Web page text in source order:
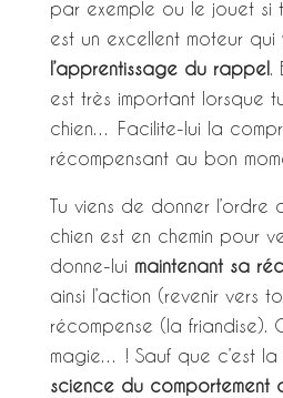
par exemple ou le jouet si
est un excellent moteur qui
l’apprentissage du rappel.
est très important lorsque
chien… Facilite-lui la
récompensant au bon
Tu viens de donner
chien est en chemin pour
donne-lui maintenant sa
ainsi l’action (revenir vers
récompense (la friandise).
magie… ! Sauf que c’est
science du comportement